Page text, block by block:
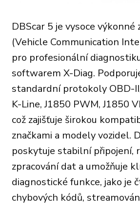
DBScar 5 je vysoce výkonné
(Vehicle Communication
pro profesionální
softwarem X-Diag.
standardní protokoly OBD-
K-Line, J1850 PWM, J1850
což zajišťuje širokou
značkami a modely vozidel.
poskytuje stabilní připojení,
zpracování dat a umožňuje
diagnostické funkce, jako je
chybových kódů,